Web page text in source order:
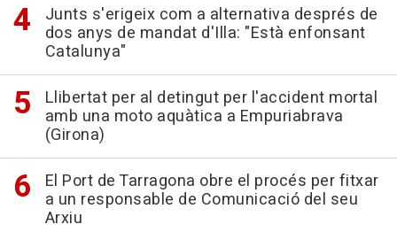
Junts s'erigeix com a alternativa després de
dos anys de mandat d'Illa: "Està enfonsant
Catalunya"
Llibertat per al detingut per l'accident mortal
amb una moto aquàtica a Empuriabrava
(Girona)
El Port de Tarragona obre el procés per fitxar
a un responsable de Comunicació del seu
Arxiu